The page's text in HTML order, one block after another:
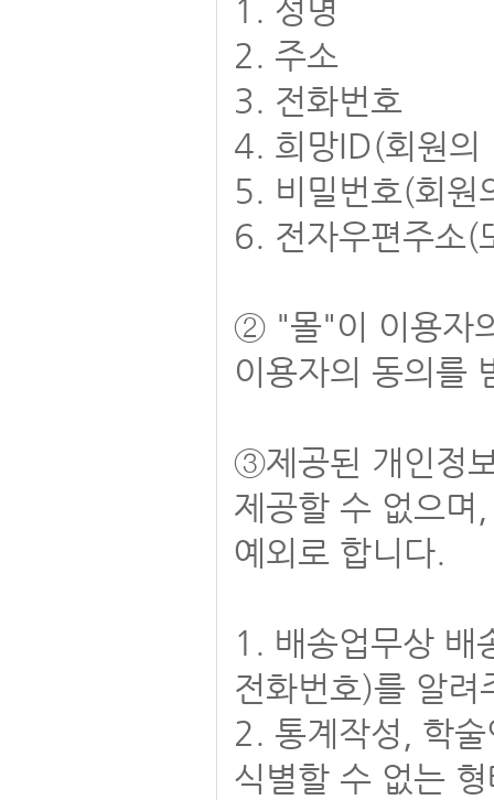
1. 성명
2. 주소
3. 전화번호
4. 희망ID(회원의
5. 비밀번호(회원
6. 전자우편주소(
② "몰"이 이용자
이용자의 동의를
③제공된 개인정
제공할 수 없으
예외로 합니다.
1. 배송업무상 배
전화번호)를 알려
2. 통계작성, 학
식별할 수 없는